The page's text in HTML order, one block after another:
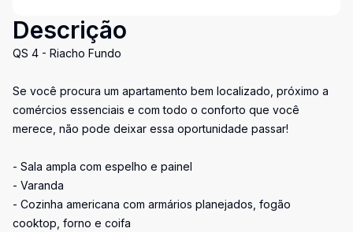
Descrição
QS 4 - Riacho Fundo
Se você procura um apartamento bem localizado, próximo a
comércios essenciais e com todo o conforto que você
merece, não pode deixar essa oportunidade passar!
- Sala ampla com espelho e painel
- Varanda
- Cozinha americana com armários planejados, fogão
cooktop, forno e coifa